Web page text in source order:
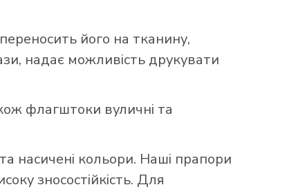
його на тканину,
надає можливість друкувати
флагштоки вуличні та
насичені кольори. Наші прапори
зносостійкість. Для